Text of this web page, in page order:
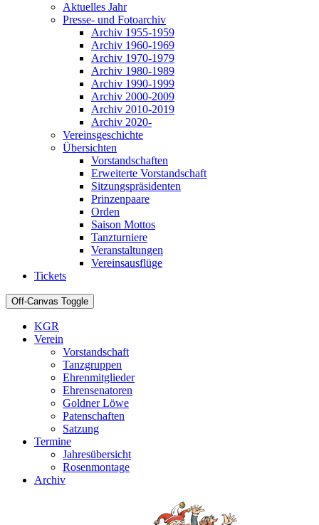
Aktuelles Jahr
Presse- und Fotoarchiv
Archiv 1955-1959
Archiv 1960-1969
Archiv 1970-1979
Archiv 1980-1989
Archiv 1990-1999
Archiv 2000-2009
Archiv 2010-2019
Archiv 2020-
Vereinsgeschichte
Übersichten
Vorstandschaften
Erweiterte Vorstandschaft
Sitzungspräsidenten
Prinzenpaare
Orden
Saison Mottos
Tanzturniere
Veranstaltungen
Vereinsausflüge
Tickets
Off-Canvas Toggle
KGR
Verein
Vorstandschaft
Tanzgruppen
Ehrenmitglieder
Ehrensenatoren
Goldner Löwe
Patenschaften
Satzung
Termine
Jahresübersicht
Rosenmontage
Archiv